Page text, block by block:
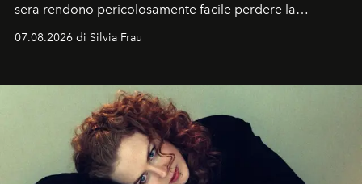
sera rendono pericolosamente facile perdere la
cognizione del tempo. Ma con quadranti così
07.08.2026 di Silvia Frau